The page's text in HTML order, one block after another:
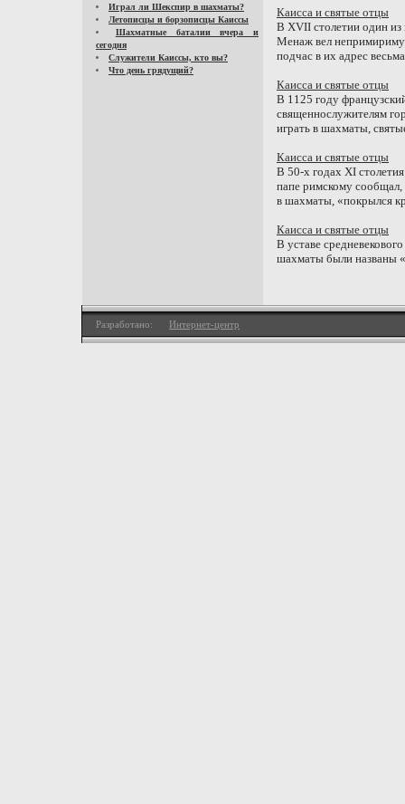
Играл ли Шекспир в шахматы?
Летописцы и борзописцы Каиссы
Шахматные баталии вчера и
сегодня
Служители Каиссы, кто вы?
Что день грядущий?
Каисса и святые отцы
В XVII столетии один
Менаж вел
подчас в их адрес
Каисса и святые отцы
В 1125 году
священнослужителям
играть в шахматы,
Каисса и святые отцы
В 50-х годах XI
папе римскому сообщал,
в шахматы, «покрылся
Каисса и святые отцы
В уставе
шахматы были названы
Разработано: Интернет-центр